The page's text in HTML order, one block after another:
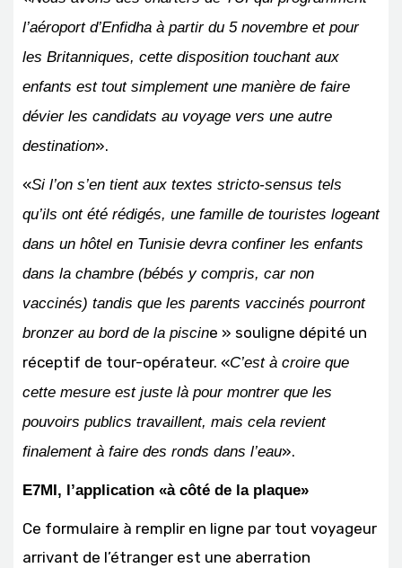
l’aéroport d’Enfidha à partir du 5 novembre et pour
les Britanniques, cette disposition touchant aux
enfants est tout simplement une manière de faire
dévier les candidats au voyage vers une autre
destination».
«Si l’on s’en tient aux textes stricto-sensus tels
qu’ils ont été rédigés, une famille de touristes logeant
dans un hôtel en Tunisie devra confiner les enfants
dans la chambre (bébés y compris, car non
vaccinés) tandis que les parents vaccinés pourront
bronzer au bord de la piscine » souligne dépité un
réceptif de tour-opérateur. «C’est à croire que
cette mesure est juste là pour montrer que les
pouvoirs publics travaillent, mais cela revient
finalement à faire des ronds dans l’eau».
E7MI, l’application «à côté de la plaque»
Ce formulaire à remplir en ligne par tout voyageur
arrivant de l’étranger est une aberration